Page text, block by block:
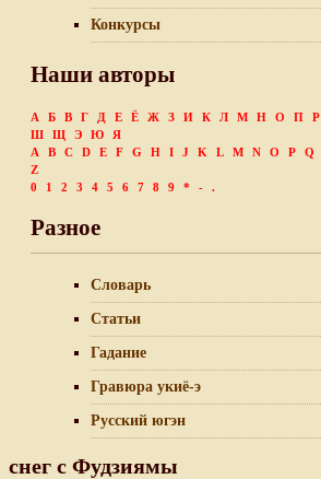
Конкурсы
Наши авторы
А Б В Г Д Е Ё Ж З И К Л М Н О П Р
Ш
Щ Э Ю
Я
A
B C D E F G H I J K L M N O P Q
Z
0
1 2 3 4 5 6 7 8 9 * - .
Разное
Словарь
Статьи
Гадание
Гравюра укиё-э
Русский югэн
снег с Фудзиямы